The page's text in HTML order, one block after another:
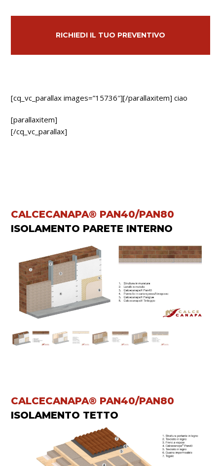
RICHIEDI IL TUO PREVENTIVO
[cq_vc_parallax images=”15736″][/parallaxitem] ciao
[parallaxitem]
[/cq_vc_parallax]
CALCECANAPA® PAN40/PAN80
ISOLAMENTO PARETE INTERNO
CALCECANAPA® PAN40/PAN80
ISOLAMENTO TETTO